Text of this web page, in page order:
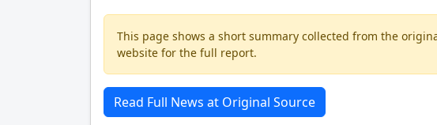
This page shows a short summary collected from the
website for the full report.
Read Full News at Original Source